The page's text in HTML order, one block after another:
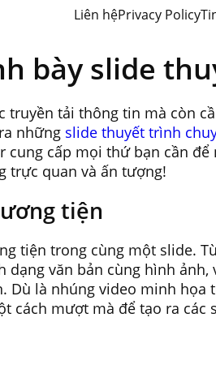
Liên hệPrivacy Policy
bày slide
tải thông tin mà còn
những slide thuyết trình
cấp mọi thứ bạn cần
trực quan và ấn tượng!
tiện
tiện trong cùng một slide.
văn bản cùng hình
là nhúng video minh
mượt mà để tạo ra các